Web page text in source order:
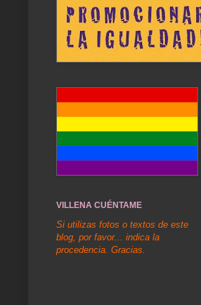
VILLENA CUÉNTAME
Si utilizas fotos o textos de este
blog, por favor... indica la
procedencia. Gracias.